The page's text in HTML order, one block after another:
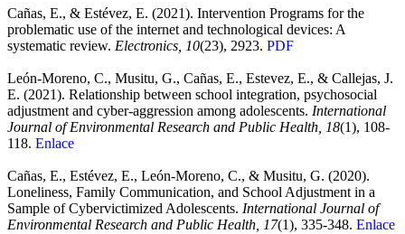
Cañas, E., & Estévez, E. (2021). Intervention Programs for the
problematic use of the internet and technological devices: A
systematic review. Electronics, 10(23), 2923. PDF
León-Moreno, C., Musitu, G., Cañas, E., Estevez, E., & Callejas, J.
E. (2021). Relationship between school integration, psychosocial
adjustment and cyber-aggression among adolescents. International
Journal of Environmental Research and Public Health, 18(1), 108-
118. Enlace
Cañas, E., Estévez, E., León-Moreno, C., & Musitu, G. (2020).
Loneliness, Family Communication, and School Adjustment in a
Sample of Cybervictimized Adolescents. International Journal of
Environmental Research and Public Health, 17(1), 335-348. Enlace